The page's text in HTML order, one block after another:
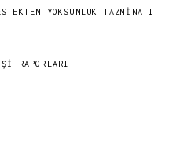
YOKSUNLUK TAZMINATI
RAPORLARI